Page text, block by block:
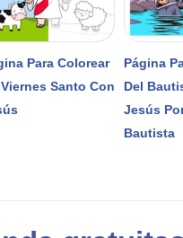
Para Colorear
Viernes Santo Con
Página
Del
Jesús
Bautista